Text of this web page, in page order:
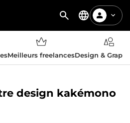
Meilleurs freelancesDesign &
design kakémono